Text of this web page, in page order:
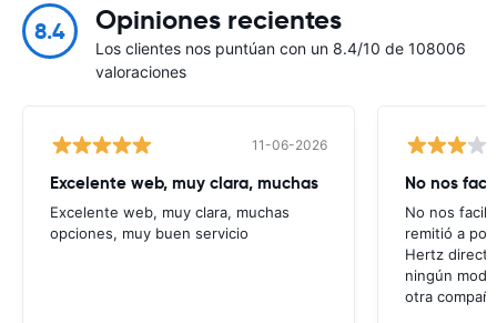
8.4 Opiniones recientes
Los clientes nos puntúan con un 8.4/10 de 108006
valoraciones
11-06-2026
Excelente web, muy clara, muchas
Excelente web, muy clara, muchas
opciones, muy buen servicio
No nos
No nos
remitió a
Hertz
ningún
otra